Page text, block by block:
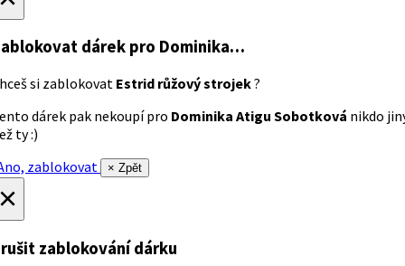
dárek pro Dominika…
si zablokovat Estrid růžový strojek?
dárek pak nekoupí pro Dominika Atigu Sobotková nikdo
ty :)
zablokovat
× Zpět
zablokování dárku